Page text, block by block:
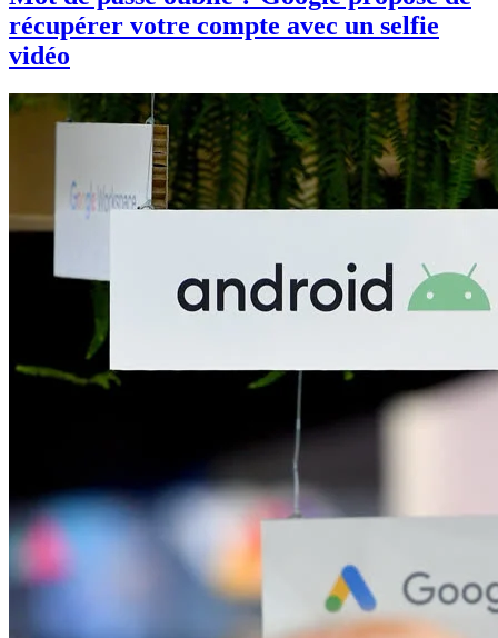
récupérer votre compte avec un selfie
vidéo